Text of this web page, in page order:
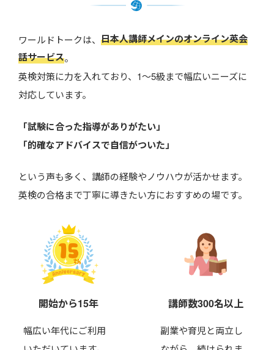
ワールドトークは、 日本人講師メインのオンライン英会
話サービス。
英検対策に力を入れており、1〜5級まで幅広いニーズに
対応しています。
「試験に合った指導がありがたい」
「的確なアドバイスで自信がついた」
という声も多く、講師の経験やノウハウが活かせます。
英検の合格まで丁寧に導きたい方におすすめの場です。
開始から15年
幅広い年代にご利用
講師数300名以上
副業や育児と両立し